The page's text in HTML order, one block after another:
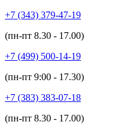
+7 (343) 379-47-19
(пн-пт 8.30 - 17.00)
+7 (499) 500-14-19
(пн-пт 9:00 - 17.30)
+7 (383) 383-07-18
(пн-пт 8.30 - 17.00)